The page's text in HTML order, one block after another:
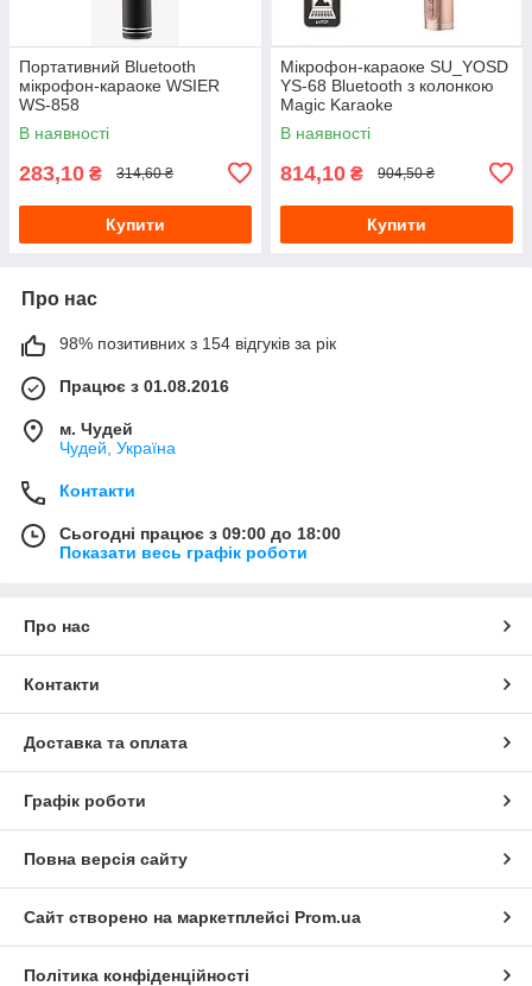
Портативний Bluetooth
мікрофон-караоке WSIER
WS-858
В наявності
283,10 ₴ 314,60 ₴
Купити
Мікрофон-караоке SU_YOSD
YS-68 Bluetooth з колонкою
Magic Karaoke
В наявності
814,10 ₴ 904,50 ₴
Купити
Про нас
98% позитивних з 154 відгуків за рік
Працює з 01.08.2016
м. Чудей
Чудей, Україна
Контакти
Сьогодні працює з 09:00 до 18:00
Показати весь графік роботи
Про нас
Контакти
Доставка та оплата
Графік роботи
Повна версія сайту
Сайт створено на маркетплейсі Prom.ua
Політика конфіденційності